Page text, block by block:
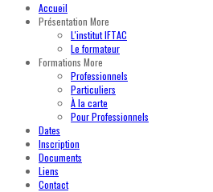
Accueil
Présentation More
L'institut IFTAC
Le formateur
Formations More
Professionnels
Particuliers
À la carte
Pour Professionnels
Dates
Inscription
Documents
Liens
Contact